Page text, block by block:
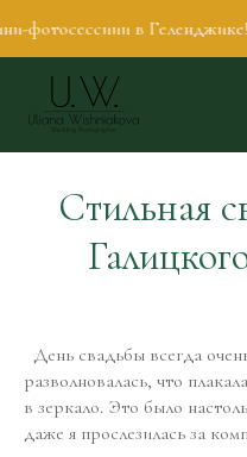
в Геленджике!
Стильная
День свадьбы всегда
разволновалась, что
в зеркало. Это было
даже я прослезилась за